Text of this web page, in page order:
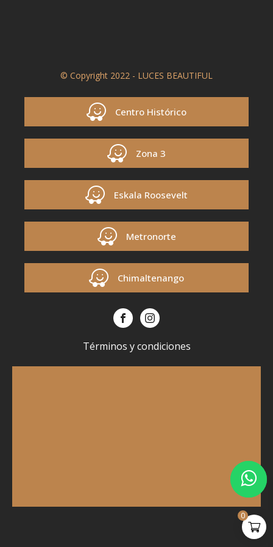
© Copyright 2022 - LUCES BEAUTIFUL
Centro Histórico
Zona 3
Eskala Roosevelt
Metronorte
Chimaltenango
Términos y condiciones
0